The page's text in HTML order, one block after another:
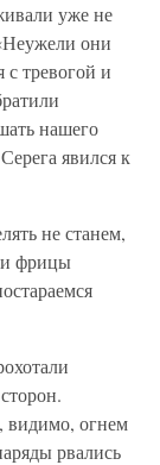
уже не
они
с тревогой и
нашего
явился к
не станем,
фрицы
видимо, огнем
рвались